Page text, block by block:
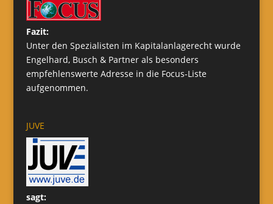
Fazit:
Unter den Spezialisten im Kapitalanlagerecht wurde
Engelhard, Busch & Partner als besonders
empfehlenswerte Adresse in die Focus-Liste
aufgenommen.
JUVE
sagt: